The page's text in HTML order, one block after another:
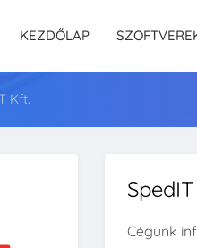
KEZDŐLAP
Kft.
Cégünk